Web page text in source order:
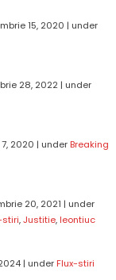
15, 2020 | under
28, 2022| under
2020 | under Breaking
20, 2021 | under
stiri,Justitie, leontiuc
| under Flux-stiri